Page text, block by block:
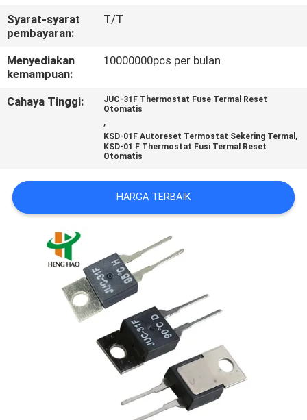
BERITA
SEMUA
PRIVACY
POLICY
Syarat-syarat
pembayaran:
T/T
Menyediakan
kemampuan:
10000000pcs per bulan
Cahaya Tinggi:
JUC-31F Thermostat Fuse Termal Reset
Otomatis
,
KSD-01F Autoreset Termostat Sekering Termal ,
KSD-01 F Thermostat Fusi Termal Reset
Otomatis
HARGA TERBAIK